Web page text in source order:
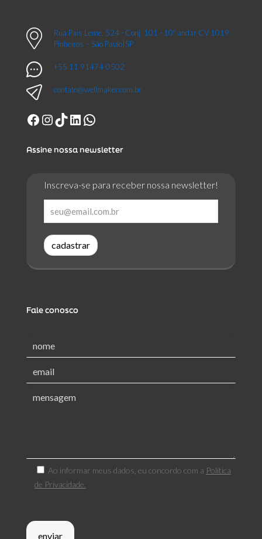
Rua Pais Leme, 524 - Conj. 101 - 10º andar CV 1019
Pinheiros – São Paulo|SP
+55 11 91474-0502
contato@wellmaker.com.br
Facebook
Instagram
TikTok
LinkedIn
WhatsApp
Assine nossa newsletter
Inscreva-se para receber nossa newsletter!
cadastrar
Fale conosco
Ao informar meus dados, eu concordo com a Política
de Privacidade.